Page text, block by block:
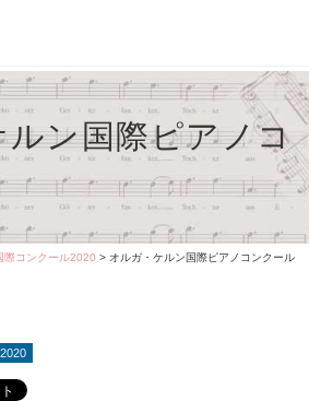
ルン国際ピアノコ
際コンクール2020 > オルガ・ケルン国際ピアノコンクール